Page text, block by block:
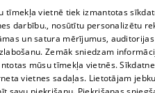
tīmekļa vietnē tiek izmantotas
darbību., nosūtītu personalizētu
un satura mērījumus,
Zemāk sniedzam
mūsu tīmekļa vietnēs.
vietnes sadaļas. Lietotājam